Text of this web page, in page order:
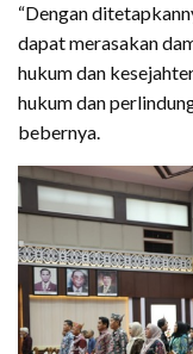
“Dengan
dapat merasakan
hukum dan
hukum dan
bebernya.